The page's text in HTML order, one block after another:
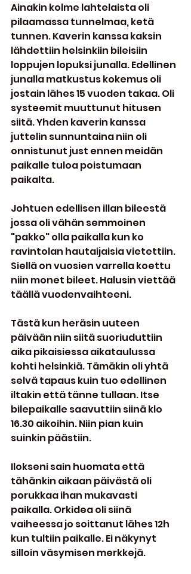
Ainakin kolme lahtelaista oli
pilaamassa tunnelmaa, ketä
tunnen. Kaverin kanssa kaksin
lähdettiin helsinkiin bileisiin
loppujen lopuksi junalla. Edellinen
junalla matkustus kokemus oli
jostain lähes 15 vuoden takaa. Oli
systeemit muuttunut hitusen
siitä. Yhden kaverin kanssa
juttelin sunnuntaina niin oli
onnistunut just ennen meidän
paikalle tuloa poistumaan
paikalta.
Johtuen edellisen illan bileestä
jossa oli vähän semmoinen
"pakko" olla paikalla kun ko
ravintolan hautaijaisia vietettiin.
Siellä on vuosien varrella koettu
niin monet bileet. Halusin viettää
täällä vuodenvaihteeni.
Tästä kun heräsin uuteen
päivään niin siitä suoriuduttiin
aika pikaisiessa aikataulussa
kohti helsinkiä. Tämäkin oli yhtä
selvä tapaus kuin tuo edellinen
iltakin että tänne tullaan. Itse
bilepaikalle saavuttiin siinä klo
16.30 aikoihin. Niin pian kuin
suinkin päästiin.
Ilokseni sain huomata että
tähänkin aikaan päivästä oli
porukkaa ihan mukavasti
paikalla. Orkidea oli siinä
vaiheessa jo soittanut lähes 12h
kun tultiin paikalle. Ei näkynyt
silloin väsymisen merkkejä.